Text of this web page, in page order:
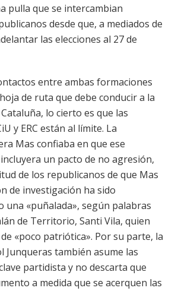
pulla que se intercambian
desde que, a mediados de
las elecciones al 27 de
entre ambas formaciones
de ruta que debe conducir a la
lo cierto es que las
y ERC están al límite. La
Mas confiaba en que ese
un pacto de no agresión,
de los republicanos de que Mas
de investigación ha sido
una «puñalada», según palabras
de Territorio, Santi Vila, quien
«poco patriótica». Por su parte, la
Junqueras también asume las
partidista y no descarta que
a medida que se acerquen las